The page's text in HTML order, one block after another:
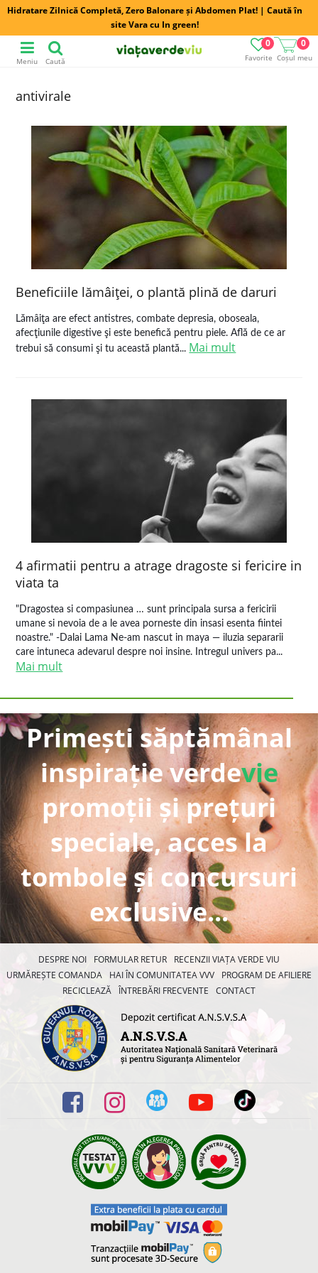
Hidratare Zilnică Completă, Zero Balonare și Abdomen Plat! | Caută în
site Vara cu In green!
Favorite
0
Coșul meu
0
Meniu Caută
antivirale
Beneficiile lămâiţei, o plantă plină de daruri
Lămâiţa are efect antistres, combate depresia, oboseala,
afecţiunile digestive şi este benefică pentru piele. Află de ce ar
trebui să consumi şi tu această plantă... Mai mult
4 afirmatii pentru a atrage dragoste si fericire in
viata ta
"Dragostea si compasiunea … sunt principala sursa a fericirii
umane si nevoia de a le avea porneste din insasi esenta fiintei
noastre." -Dalai Lama Ne-am nascut in maya — iluzia separarii
care intuneca adevarul despre noi insine. Intregul univers pa...
Mai mult
Primești săptămânal
inspirație verdevie
promoții și prețuri
speciale, acces la
tombole și concursuri
exclusive...
DESPRE NOI FORMULAR RETUR
RECENZII VIAȚA VERDE VIU
URMĂREȘTE COMANDA
HAI ÎN COMUNITATEA VVV
PROGRAM DE AFILIERE
RECICLEAZĂ ÎNTREBĂRI FRECVENTE CONTACT